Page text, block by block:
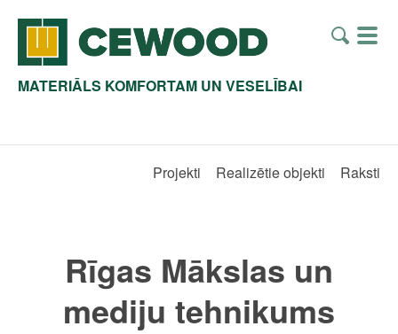
MATERIĀLS KOMFORTAM UN VESELĪBAI
Projekti Realizētie objekti Raksti
Rīgas Mākslas un
mediju tehnikums